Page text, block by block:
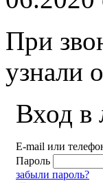
При
узнали
Вход в
E-mail или
Пароль
забыли пароль?